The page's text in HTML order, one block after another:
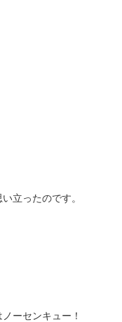
立ったのです。
ーセンキュー！